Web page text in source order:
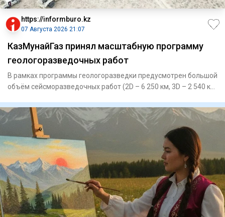
https://informburo.kz
07 Августа 2026 21:07
КазМунайГаз принял масштабную программу
геологоразведочных работ
В рамках программы геологоразведки предусмотрен большой
объём сейсморазведочных работ (2D – 6 250 км, 3D – 2 540 кв.